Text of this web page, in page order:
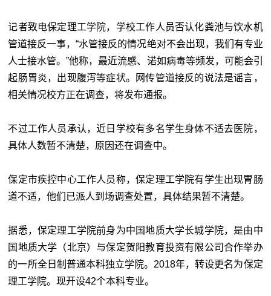
记者致电保定理工学院，学校工作人员否认化粪池与饮水机
管道接反一事，“水管接反的情况绝对不会出现，我们有专业
人士接水管。”他称，最近流感、诺如病毒等频发，可能会引
起肠胃炎，出现腹泻等症状。网传管道接反的说法是谣言，
相关情况校方正在调查，将发布通报。
不过工作人员承认，近日学校有多名学生身体不适去医院，
具体人数暂不清楚，原因还在调查中。
保定市疾控中心工作人员称，保定理工学院有学生出现胃肠
道不适，他们已派人到场调查处置，具体结果暂不清楚。
据悉，保定理工学院前身为中国地质大学长城学院，是由中
国地质大学（北京）与保定贺阳教育投资有限公司合作举办
的一所全日制普通本科独立学院。2018年，转设更名为保定
理工学院。现开设42个本科专业。